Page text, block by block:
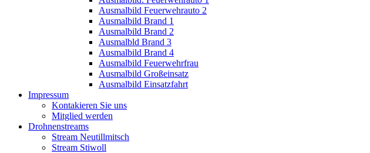
Ausmalbild Feuerwehrauto 2
Ausmalbild Brand 1
Ausmalbild Brand 2
Ausmalbld Brand 3
Ausmalbild Brand 4
Ausmalbild Feuerwehrfrau
Ausmalbild Großeinsatz
Ausmalbild Einsatzfahrt
Impressum
Kontakieren Sie uns
Mitglied werden
Drohnenstreams
Stream Neutillmitsch
Stream Stiwoll